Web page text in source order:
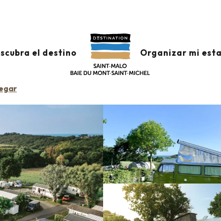
el destino Organizar mi